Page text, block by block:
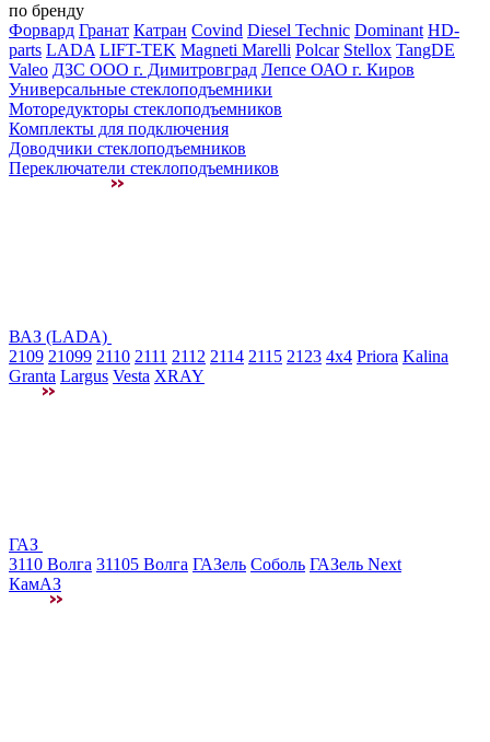
по бренду
Форвард Гранат Катран Covind Diesel Technic Dominant HD-
parts LADA LIFT-TEK Magneti Marelli Polcar Stellox TangDE
Valeo ДЗС ООО г. Димитровград Лепсе ОАО г. Киров
Универсальные стеклоподъемники
Моторедукторы стеклоподъемников
Комплекты для подключения
Доводчики стеклоподъемников
Переключатели стеклоподъемников
ВАЗ (LADA)
2109 21099 2110 2111 2112 2114 2115 2123 4x4 Priora Kalina
Granta Largus Vesta XRAY
ГАЗ
3110 Волга 31105 Волга ГАЗель Соболь ГАЗель Next
КамАЗ